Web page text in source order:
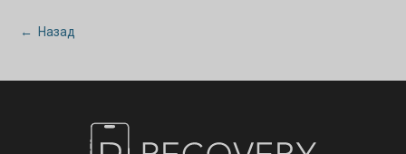
← Назад